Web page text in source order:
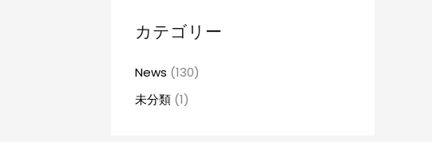
カテゴリー
News (130)
未分類 (1)